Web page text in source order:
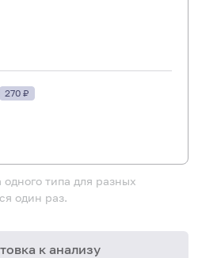
270 ₽
типа для разных
один раз.
к анализу